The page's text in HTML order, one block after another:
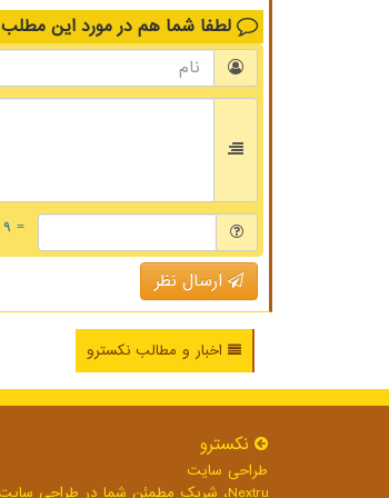
لطفا شما هم در مورد این مطلب
= ۹ بعلاوه ۴
ارسال نظر
اخبار و مطالب نکسترو
نكسترو
طراحی سایت
Nextru، شریک مطمئن شما در طراحی سایت و توسعه نرم افزارهای تحت وب برای رشد بی وقفه کسب و کار